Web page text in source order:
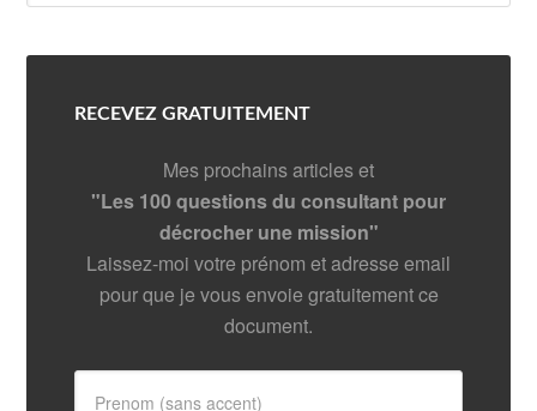
RECEVEZ GRATUITEMENT
Mes prochains articles et
"Les 100 questions du consultant pour
décrocher une mission"
Laissez-moi votre prénom et adresse email
pour que je vous envoie gratuitement ce
document.